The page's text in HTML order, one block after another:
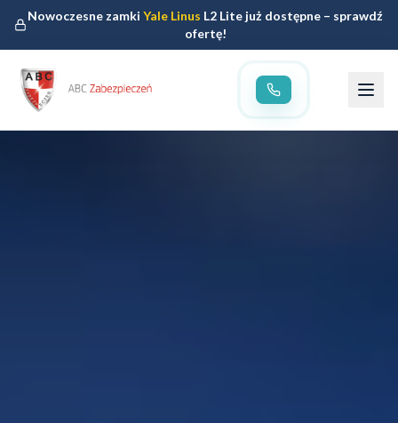
Nowoczesne zamkiYale Linus L2 Lite już dostępne – sprawdź
ofertę!